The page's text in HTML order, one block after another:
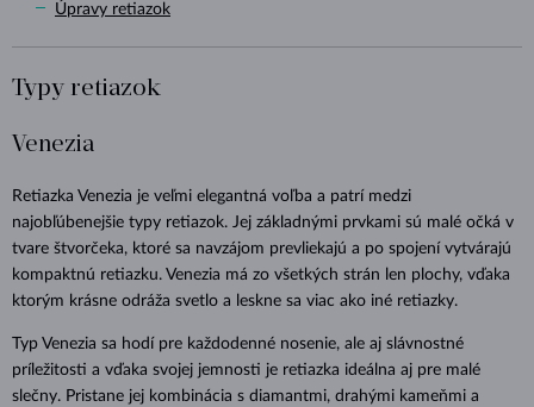
Úpravy retiazok
Typy retiazok
Venezia
Retiazka Venezia je veľmi elegantná voľba a patrí medzi
najobľúbenejšie typy retiazok. Jej základnými prvkami sú malé očká v
tvare štvorčeka, ktoré sa navzájom prevliekajú a po spojení vytvárajú
kompaktnú retiazku. Venezia má zo všetkých strán len plochy, vďaka
ktorým krásne odráža svetlo a leskne sa viac ako iné retiazky.
Typ Venezia sa hodí pre každodenné nosenie, ale aj slávnostné
príležitosti a vďaka svojej jemnosti je retiazka ideálna aj pre malé
slečny. Pristane jej kombinácia s diamantmi, drahými kameňmi a